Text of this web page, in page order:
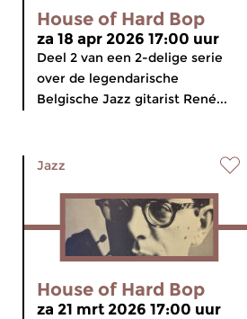
House of Hard Bop
za 18 apr 2026 17:00 uur
Deel 2 van een 2-delige serie
over de legendarische
Belgische Jazz gitarist René...
Jazz
House of Hard Bop
za 21 mrt 2026 17:00 uur